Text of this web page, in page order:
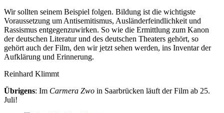
Wir sollten seinem Beispiel folgen. Bildung ist die wichtigste
Voraussetzung um Antisemitismus, Ausländerfeindlichkeit und
Rassismus entgegenzuwirken. So wie die Ermittlung zum Kanon
der deutschen Literatur und des deutschen Theaters gehört, so
gehört auch der Film, den wir jetzt sehen werden, ins Inventar der
Aufklärung und Erinnerung.
Reinhard Klimmt
Übrigens: Im Carmera Zwo in Saarbrücken läuft der Film ab 25.
Juli!